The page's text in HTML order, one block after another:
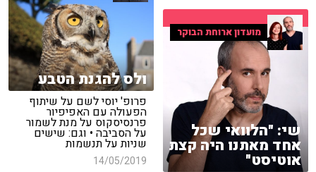
ולס להגנת הטבע
פרופ' יוסי לשם על שיתוף
הפעולה עם האפיפיור
פרנסיסקוס על מנת לשמור
על הסביבה • וגם: שישים
שניות על תנשמות
14/05/2019
מועדון ארוחת הבוקר
שי: "הלוואי שכל
אחד מאתנו היה קצת
אוטיסט"